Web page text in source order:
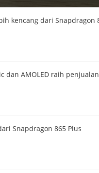
kencang dari Snapdragon
dan AMOLED raih
Snapdragon 865 Plus